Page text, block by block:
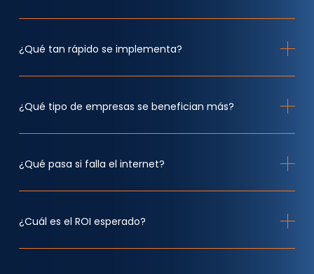
¿Qué tan rápido se implementa?
¿Qué tipo de empresas se benefician más?
¿Qué pasa si falla el internet?
¿Cuál es el ROI esperado?